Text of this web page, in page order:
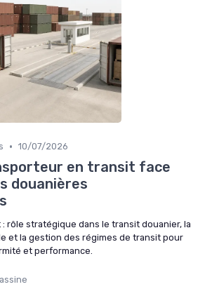
• 10/07/2026
en transit face
douanières
rôle stratégique dans le transit douanier, la
et la gestion des régimes de transit pour
et performance.